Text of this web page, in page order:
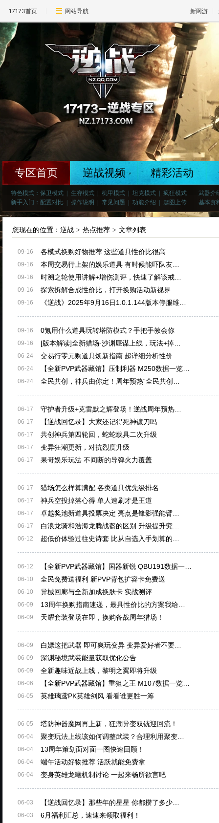
17173首页 网站导航 新网游
专区首页 逆战视频 精彩活动
特色模式： 保卫模式 生存模式 机甲模式 坦克模式 疯狂模式
武器介
新手入门： 配置对比 操作说明 常见问题 功能介绍 趣图上传 基本资
您现在的位置： 逆战 > 热点推荐 > 文章列表
09-16 各模式换购好物推荐 这些道具性价比很高
09-16 本周交易行上架的娱乐道具 有时候能吓队友…
09-16 时溯之轮使用讲解+增伤测评，快速了解该戒…
09-16 探索拆解合成性价比，打开换购活动新视界
09-16 《逆战》2025年9月16日1.0.1.144版本停服维…
09-16 0氪用什么道具玩转塔防模式？手把手教会你
09-16 [版本解读]全新猎场-沙渊蜃谋上线，玩法+掉…
06-24 交易行零元购道具焕新指南 超详细分析性价…
06-24 【全新PVP武器藏馆】压制利器 M250数据一览…
06-24 全民共创，神兵由你定！周年预热“全民共创…
06-17 守护者升级+克雷默之辉登场！逆战周年预热…
06-17 【逆战回忆录】大家还记得死神镰刀吗
06-17 共创神兵第四轮回，蛇蛇载具二次升级
06-17 变异狂潮更新，对抗烈度升级
06-17 果哥娱乐玩法 不间断的导弹火力覆盖
06-17 猎场怎么样算满配 各类道具优先级排名
06-17 神兵空投掉落心得 单人速刷才是王道
06-17 卓越奖池新道具投票决定 亮点是锋影强能臂…
06-17 白浪龙骑和浩海龙腾战盔的区别 升级提升究…
06-12 超低价体验过往史诗套 比从自选入手划算的…
06-12 【全新PVP武器藏馆】国器新锐 QBU191数据一…
06-10 全民免费送福利 新PVP背包扩容卡免费送
06-10 异械回廊与全新加成换肤卡 实战测评
06-09 13周年换购指南速递，最具性价比的方案我给…
06-09 天耀套装登场在即，换购备战周年猎场！
06-09 白嫖这把武器 即可爽玩变异 变异爱好者不要…
06-09 深渊秘境武装能量获取优化公告
06-09 全新趣味近战上线，黎明之翼即将升级
06-06 【全新PVP武器藏馆】重狙之王 M107数据一览…
06-05 英雄璃鸢PK英雄剑风 看看谁更胜一筹
06-05 塔防神器魔网再上新，狂潮异变双铳迎回流！…
06-04 聚变玩法上线该如何调整武装？合理利用聚变…
06-04 13周年策划面对面一图快速回顾！
06-04 端午活动好物推荐 活跃就能免费拿
06-04 变身英雄龙曦机制讨论 一起来畅所欲言吧
06-03 【逆战回忆录】那些年的星星 你都攒了多少…
06-03 6月福利汇总，速速来领取福利！